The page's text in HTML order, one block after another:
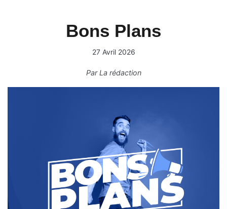
Bons Plans
27 Avril 2026
ParLa rédaction